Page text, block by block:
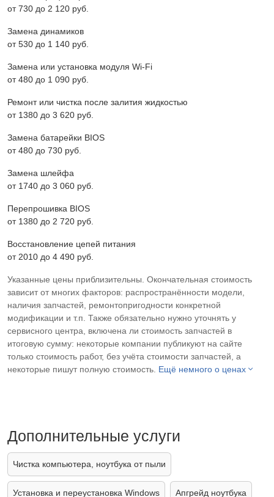
от 730 до 2 120 pyб.
Замена динамиков
от 530 до 1 140 pyб.
Замена или установка модуля Wi-Fi
от 480 до 1 090 pyб.
Ремонт или чистка после залития жидкостью
от 1380 до 3 620 pyб.
Замена батарейки BIOS
от 480 до 730 pyб.
Замена шлейфа
от 1740 до 3 060 pyб.
Перепрошивка BIOS
от 1380 до 2 720 pyб.
Восстановление цепей питания
от 2010 до 4 490 pyб.
Указанные цены приблизительны. Окончательная стоимость
зависит от многих факторов: распространённости модели,
наличия запчастей, ремонтопригодности конкретной
модификации и т.п. Также обязательно нужно уточнять у
сервисного центра, включена ли стоимость запчастей в
итоговую сумму: некоторые компании публикуют на сайте
только стоимость работ, без учёта стоимости запчастей, а
некоторые пишут полную стоимость. Ещё немного о ценах
Дополнительные услуги
Чистка компьютера, ноутбука от пыли
Установка и переустановка Windows Апгрейд ноутбука